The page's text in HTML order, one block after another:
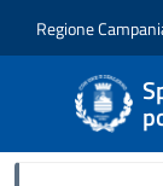
Regione